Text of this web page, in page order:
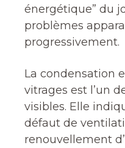
énergétique” du
problèmes
progressivement.
La condensation
vitrages est l’un
visibles. Elle
défaut de
renouvellement